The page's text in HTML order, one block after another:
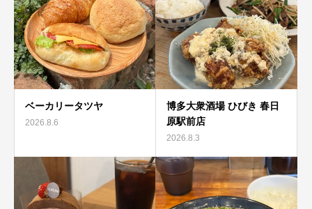
ベーカリータツヤ
2026.8.6
博多大衆酒場 ひびき 春日
原駅前店
2026.8.3